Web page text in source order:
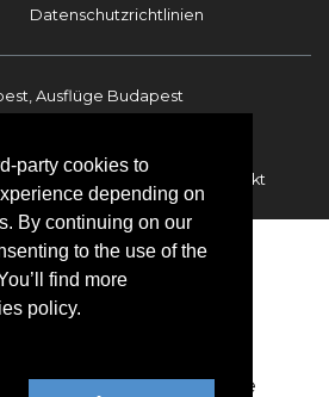
party cookies to
depending on
By continuing on our
to the use of the
find more
policy.
Datenschutzrichtlinien
Ausflüge Budapest
Transfers Kontakt
BookinBudapest | Alle